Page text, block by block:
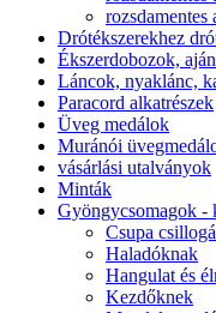
Drótékszerekhez
Ékszerdobozok,
Láncok, nyaklánc,
Paracord alkatrészek
Üveg medálok
Muránói
vásárlási utalványok
Minták
Gyöngycsomagok -
Csupa
Haladóknak
Hangulat és
Kezdőknek